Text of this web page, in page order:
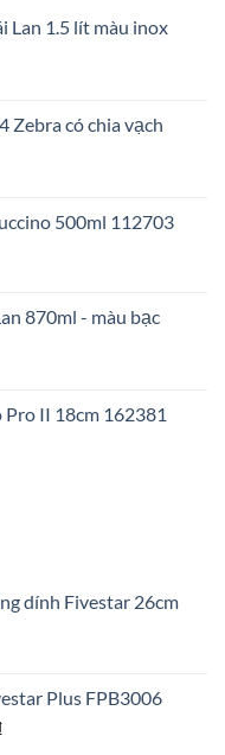
Lan 1.5 lít màu inox
₫.
Zebra có chia vạch
500ml 112703
870ml - màu bạc
II 18cm 162381
dính Fivestar 26cm
₫.
Plus FPB3006
Giá